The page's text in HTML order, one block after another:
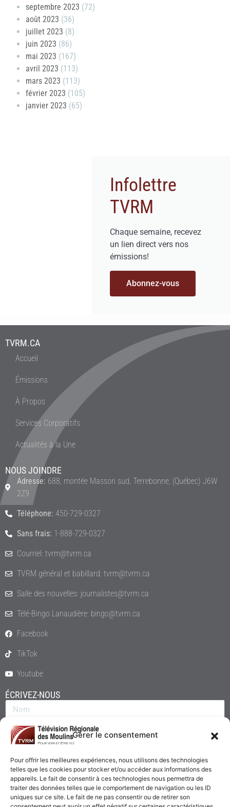
Gérer le consentement
Pour offrir les meilleures expériences, nous utilisons des technologies
telles que les cookies pour stocker et/ou accéder aux informations des
appareils. Le fait de consentir à ces technologies nous permettra de
traiter des données telles que le comportement de navigation ou les ID
uniques sur ce site. Le fait de ne pas consentir ou de retirer son
septembre 2023 (72)
août 2023 (36)
juillet 2023 (8)
juin 2023 (86)
mai 2023 (167)
avril 2023 (113)
mars 2023 (113)
février 2023 (105)
janvier 2023 (65)
Infolettre
TVRM
Chaque semaine, recevez
un lien direct vers nos
émissions!
Abonnez-vous
TVRM.CA
Accueil
Émissions
À Propos
Services Corporatifs
Actualités à la Une
NOUS JOINDRE
Adresse: 688, montée Masson sud, Terrebonne, (Québec) J6W
2Z9
Téléphone: 450-729-0327
Sans frais: 1-888-729-0327
Courriel: tvrm@tvrm.ca
TVRM général et babillard: tvrm@tvrm.ca
Salle des nouvelles: journalistes@tvrm.ca
Télé-Bingo Lanaudière: bingo@tvrm.ca
Facebook
TikTok
Youtube
ÉCRIVEZ-NOUS